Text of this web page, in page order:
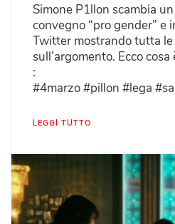
Simone P1llon scambia
convegno “pro gender” e
Twitter mostrando tutta
sull’argomento. Ecco cosa
:
#4marzo #pillon #lega
LEGGI TUTTO